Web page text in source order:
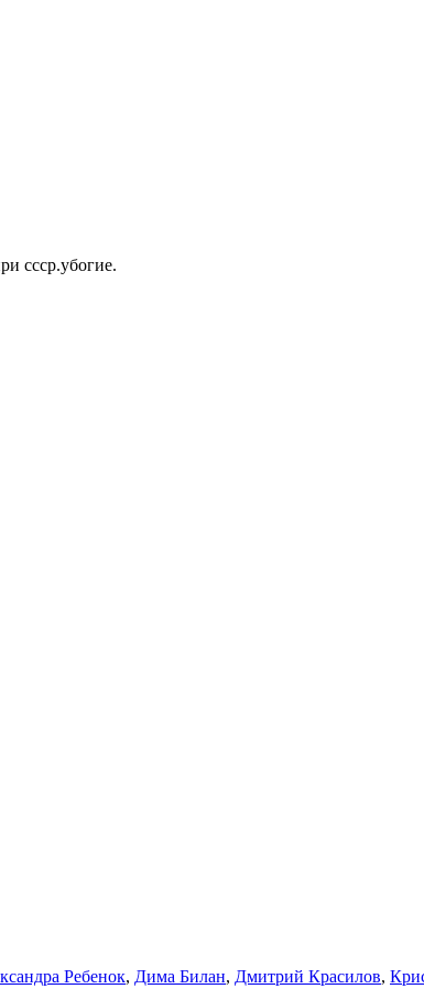
ссср.убогие.
Ребенок, Дима Билан, Дмитрий Красилов,